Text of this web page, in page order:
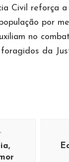
Civil reforça
por
no
da